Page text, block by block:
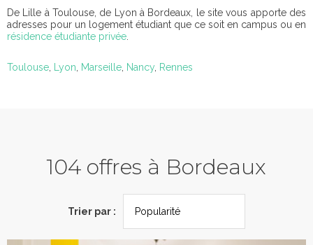
De Lille à Toulouse, de Lyon à Bordeaux, le site vous apporte des
adresses pour un logement étudiant que ce soit en campus ou en
résidence étudiante privée
Toulouse Lyon Marseille Nancy, Rennes
104 offres à Bordeaux
Trier par :